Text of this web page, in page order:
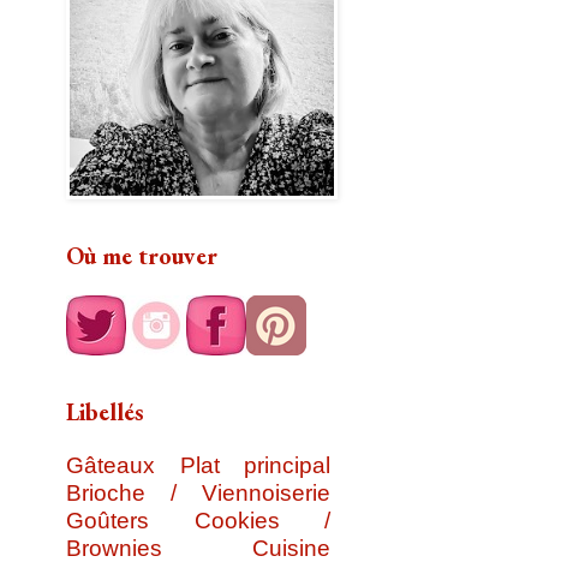
Où me trouver
Libellés
Gâteaux
Plat principal
Brioche / Viennoiserie
Goûters
Cookies /
Brownies
Cuisine